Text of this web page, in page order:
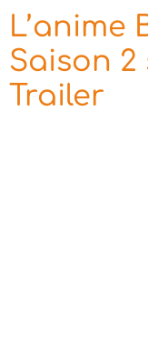
L’anime
Saison 2
Trailer